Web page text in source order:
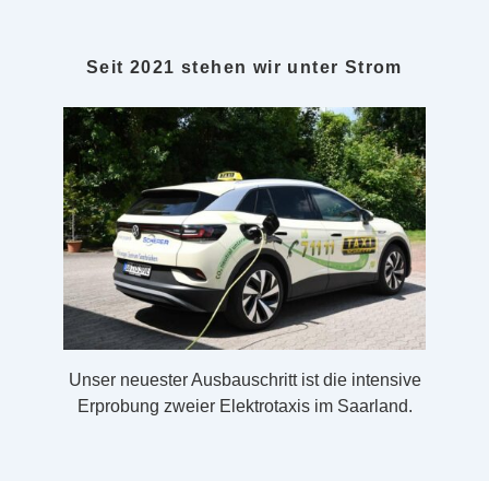
Seit 2021 stehen wir unter Strom
Unser neuester Ausbauschritt ist die intensive
Erprobung zweier Elektrotaxis im Saarland.